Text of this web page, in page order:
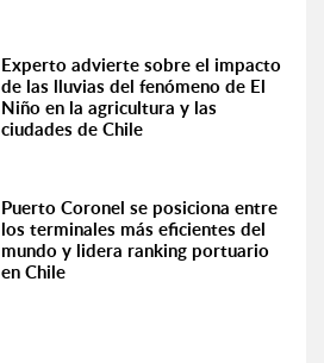
Experto advierte sobre el impacto
de las lluvias del fenómeno de El
Niño en la agricultura y las
ciudades de Chile
Puerto Coronel se posiciona entre
los terminales más eficientes del
mundo y lidera ranking portuario
en Chile